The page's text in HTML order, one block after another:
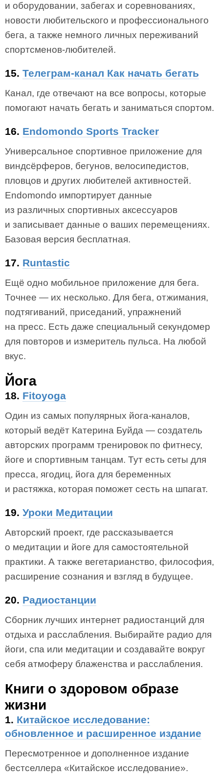
и оборудовании, забегах и соревнованиях,
новости любительского и профессионального
бега, а также немного личных переживаний
спортсменов-любителей.
15. Телеграм-канал Как начать бегать
Канал, где отвечают на все вопросы, которые
помогают начать бегать и заниматься спортом.
16. Endomondo Sports Tracker
Универсальное спортивное приложение для
виндсёрферов, бегунов, велосипедистов,
пловцов и других любителей активностей.
Endomondo импортирует данные
из различных спортивных аксессуаров
и записывает данные о ваших перемещениях.
Базовая версия бесплатная.
17. Runtastic
Ещё одно мобильное приложение для бега.
Точнее — их несколько. Для бега, отжимания,
подтягиваний, приседаний, упражнений
на пресс. Есть даже специальный секундомер
для повторов и измеритель пульса. На любой
вкус.
Йога
18. Fitoyoga
Один из самых популярных йога-каналов,
который ведёт Катерина Буйда — создатель
авторских программ тренировок по фитнесу,
йоге и спортивным танцам. Тут есть сеты для
пресса, ягодиц, йога для беременных
и растяжка, которая поможет сесть на шпагат.
19. Уроки Медитации
Авторский проект, где рассказывается
о медитации и йоге для самостоятельной
практики. А также вегетарианство, философия,
расширение сознания и взгляд в будущее.
20. Радиостанции
Сборник лучших интернет радиостанций для
отдыха и расслабления. Выбирайте радио для
йоги, спа или медитации и создавайте вокруг
себя атмоферу блаженства и расслабления.
Книги о здоровом образе
жизни
1. Китайское исследование:
обновленное и расширенное издание
Пересмотренное и дополненное издание
бестселлера «Китайское исследование».